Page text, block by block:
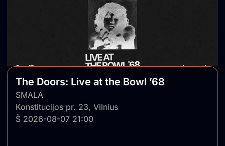
The Doors: Live at the Bowl ’68
SMALA
Konstitucijos pr. 23, Vilnius
Š 2026-08-07 21:00